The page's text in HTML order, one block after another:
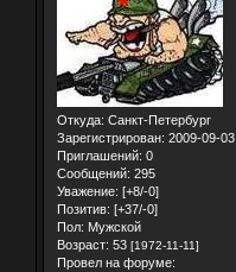
Откуда: Санкт-Петербург
Зарегистрирован: 2009-09-03
Приглашений: 0
Сообщений: 295
Уважение: [+8/-0]
Позитив: [+37/-0]
Пол: Мужской
Возраст: 53 [1972-11-11]
Провел на форуме: